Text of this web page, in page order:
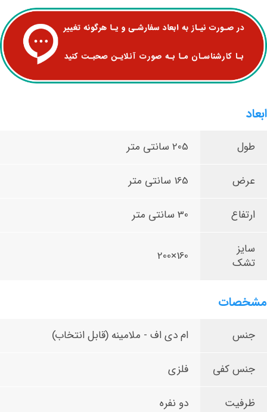
ابعاد
طول 205 سانتی متر
عرض 165 سانتی متر
ارتفاع 30 سانتی متر
سایز
تشک
160×200
مشخصات
جنس ام دی اف - ملامینه (قابل انتخاب)
جنس کفی فلزی
ظرفیت دو نفره